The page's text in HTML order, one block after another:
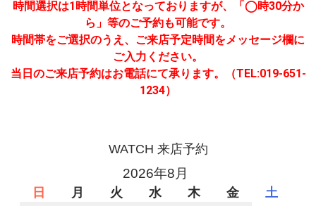
時間選択は1時間単位となっておりますが、「◯時30分か
ら」等のご予約も可能です。
時間帯をご選択のうえ、ご来店予定時間をメッセージ欄に
ご入力ください。
当日のご来店予約はお電話にて承ります。（TEL:019-651-
1234）
WATCH 来店予約
2026年8月
日 月 火 水 木 金 土